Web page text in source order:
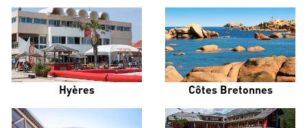
Hyères Côtes Bretonnes